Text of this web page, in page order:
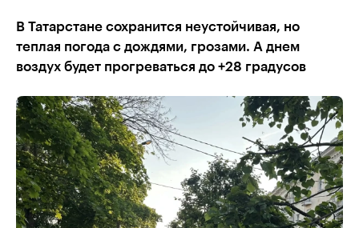
В Татарстане сохранится неустойчивая, но
теплая погода с дождями, грозами. А днем
воздух будет прогреваться до +28 градусов